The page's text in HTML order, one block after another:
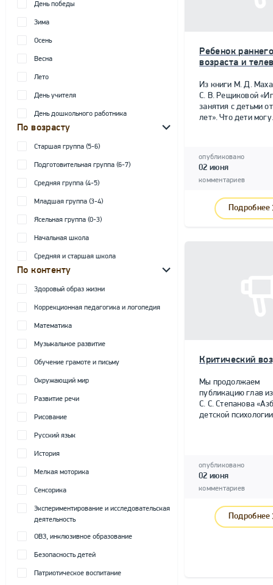
День победы
Зима
Осень
Весна
Лето
День учителя
День дошкольного работника
По возрасту
Старшая группа (5-6)
Подготовительная группа (6-7)
Средняя группа (4-5)
Младшая группа (3-4)
Ясельная группа (0-3)
Начальная школа
Средняя и старшая школа
По контенту
Здоровый образ жизни
Коррекционная педагогика и логопедия
Математика
Музыкальное развитие
Обучение грамоте и письму
Окружающий мир
Развитие речи
Рисование
Русский язык
История
Мелкая моторика
Сенсорика
Экспериментирование и исследовательская
деятельность
ОВЗ, инклюзивное образование
Безопасность детей
Патриотическое воспитание
Ребенок
возраста и
Из книги М. Д.
С. В. Рещиковой
занятия с детьми
лет». Что дети
опубликовано
02 июня
комментариев
Подробнее
Критический
Мы продолжаем
публикацию глав
С. С. Степанова
детской
опубликовано
02 июня
комментариев
Подробнее